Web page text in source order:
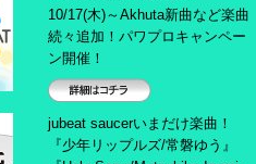
10/17(木)～Akhuta新曲など楽曲
続々追加！パワプロキャンペー
ン開催！
jubeat saucerいまだけ楽曲！
『少年リップルズ/常磐ゆう』